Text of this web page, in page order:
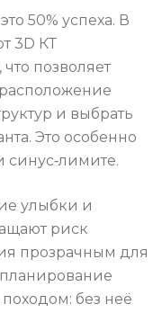
50% успеха. В
3D КТ
позволяет
и выбрать
Это особенно
улыбки и
риск
прозрачным для
без неё